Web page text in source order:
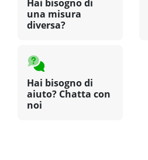
Hai bisogno di
una misura
diversa?
Hai bisogno di
aiuto? Chatta con
noi